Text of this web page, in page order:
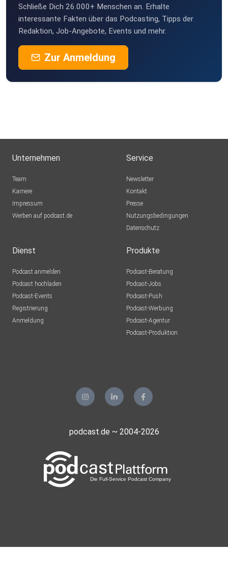
Schließe Dich 26.000+ Menschen an. Erhalte
interessante Fakten über das Podcasting, Tipps der
Redaktion, Job-Angebote, Events und mehr.
Zur Anmeldung
Unternehmen
Team
Karriere
Impressum
Werben auf podcast.de
Service
Newsletter
Kontakt
Presse
Nutzungsbedingungen
Datenschutz
Dienst
Podcast anmelden
Podcast hochladen
Podcast-Events
Registrierung
Anmeldung
Produkte
Podcast-Beratung
Podcast-Jobs
Podcast-Push
Podcast-Werbung
Podcast-Agentur
Podcast-Produktion
podcast.de ~ 2004-2026